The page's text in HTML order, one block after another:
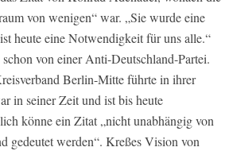
von wenigen“ war. „Sie wurde eine
heute eine Notwendigkeit für uns alle.“
von einer Anti-Deutschland-Partei.
Berlin-Mitte führte in ihrer
in seiner Zeit und ist bis heute
könne ein Zitat „nicht unabhängig von
gedeutet werden“. Kreßes Vision von